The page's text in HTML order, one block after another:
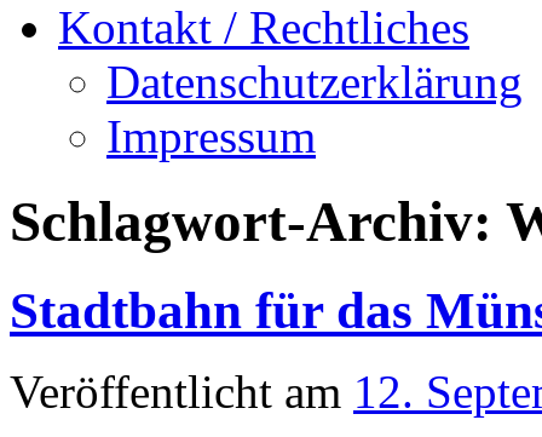
Kontakt / Rechtliches
Datenschutzerklärung
Impressum
Schlagwort-Archiv:
Stadtbahn für das
Veröffentlicht am 12.